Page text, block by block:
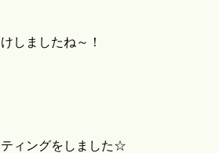
しましたね～！
ィングをしました☆